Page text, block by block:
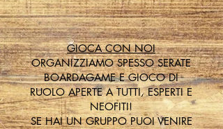
GIOCA CON NOI
ORGANIZZIAMO SPESSO SERATE
BOARDAGAME E GIOCO DI
RUOLO APERTE A TUTTI, ESPERTI E
NEOFITI!
SE HAI UN GRUPPO PUOI VENIRE